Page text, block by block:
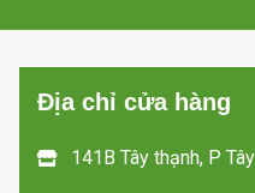
Địa chỉ cửa hàng
141B Tây thạnh, P